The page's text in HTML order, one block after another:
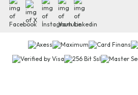
Facebook
X İnstagram
Youtube